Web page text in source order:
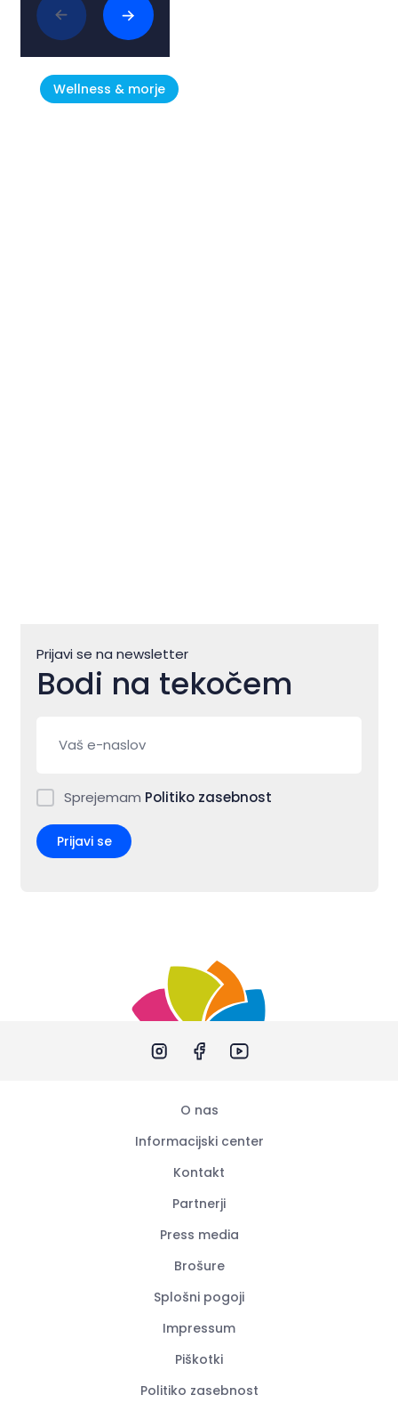
Povezani članki
Wellness & morje
Prijavi se na newsletter
Bodi na tekočem
Sprejemam Politiko zasebnost
Prijavi se
O nas
Informacijski center
Kontakt
Partnerji
Press media
Brošure
Splošni pogoji
Impressum
Piškotki
Politiko zasebnost